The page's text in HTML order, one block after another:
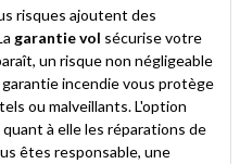
risques ajoutent des
garantie vol sécurise votre
un risque non négligeable
incendie vous protège
ou malveillants. L'option
à elle les réparations de
êtes responsable, une